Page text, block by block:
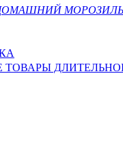
ТОВАРЫ